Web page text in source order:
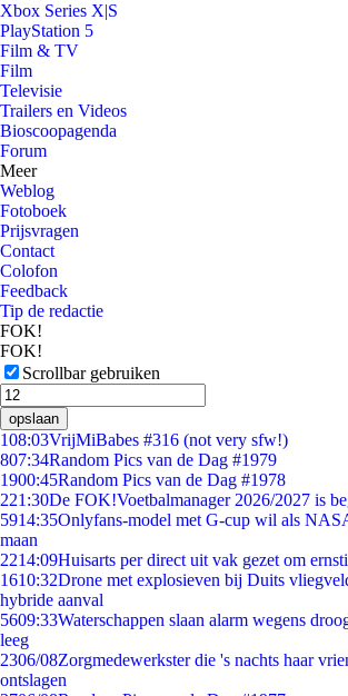
Xbox Series X|S
PlayStation 5
Film & TV
Film
Televisie
Trailers en Videos
Bioscoopagenda
Forum
Meer
Weblog
Fotoboek
Prijsvragen
Contact
Colofon
Feedback
Tip de redactie
FOK!
FOK!
Scrollbar gebruiken
opslaan
108:03VrijMiBabes #316 (not very sfw!)
807:34Random Pics van de Dag #1979
1900:45Random Pics van de Dag #1978
221:30De FOK!Voetbalmanager 2026/2027 is
5914:35Onlyfans-model met G-cup wil als
maan
2214:09Huisarts per direct uit vak gezet om
1610:32Drone met explosieven bij Duits
hybride aanval
5609:33Waterschappen slaan alarm wegens
leeg
2306/08Zorgmedewerkster die 's nachts haar
ontslagen